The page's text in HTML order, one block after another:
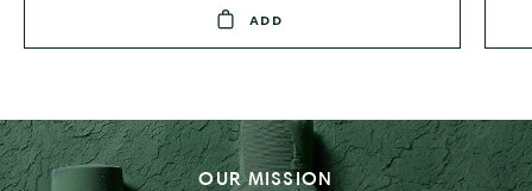
ADD
OUR MISSION